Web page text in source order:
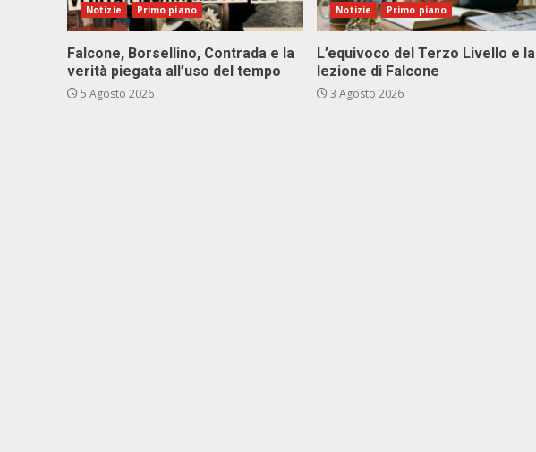
Notizie Primo piano
Falcone, Borsellino, Contrada e la
verità piegata all’uso del tempo
5 Agosto 2026
Notizie Primo piano
L’equivoco del Terzo Livello e la
lezione di Falcone
3 Agosto 2026